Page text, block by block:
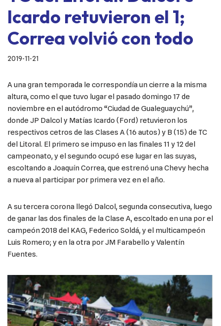
Icardo retuvieron el 1;
Correa volvió con todo
2019-11-21
A una gran temporada le correspondía un cierre a la misma
altura, como el que tuvo lugar el pasado domingo 17 de
noviembre en el autódromo “Ciudad de Gualeguaychú”,
donde JP Dalcol y Matías Icardo (Ford) retuvieron los
respectivos cetros de las Clases A (16 autos) y B (15) de TC
del Litoral. El primero se impuso en las finales 11 y 12 del
campeonato, y el segundo ocupó ese lugar en las suyas,
escoltando a Joaquín Correa, que estrenó una Chevy hecha
a nueva al participar por primera vez en el año.
A su tercera corona llegó Dalcol, segunda consecutiva, luego
de ganar las dos finales de la Clase A, escoltado en una por el
campeón 2018 del KAG, Federico Soldá, y el multicampeón
Luis Romero; y en la otra por JM Farabello y Valentín
Fuentes.